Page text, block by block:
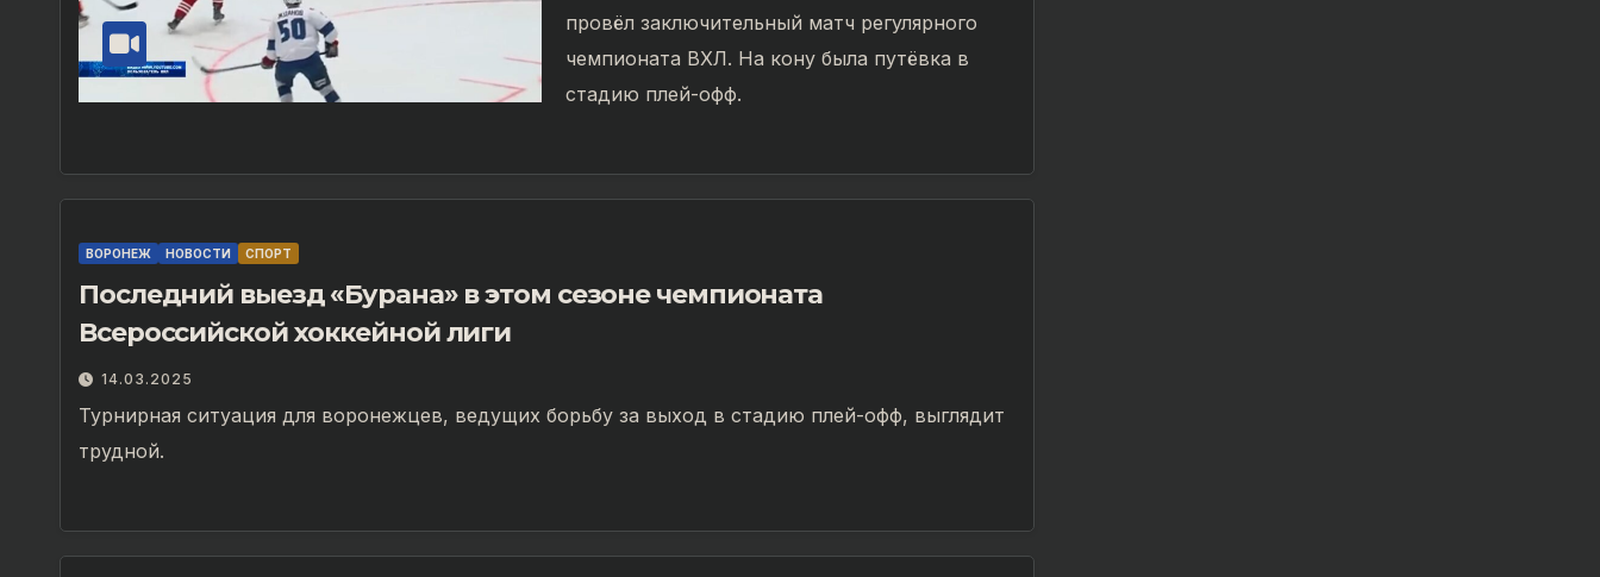
провёл заключительный матч регулярного
чемпионата ВХЛ. На кону была путёвка в
стадию плей-офф.
ВОРОНЕЖ НОВОСТИ СПОРТ
Последний выезд «Бурана» в этом сезоне чемпионата
Всероссийской хоккейной лиги
14.03.2025
Турнирная ситуация для воронежцев, ведущих борьбу за выход в стадию плей-офф, выглядит
трудной.